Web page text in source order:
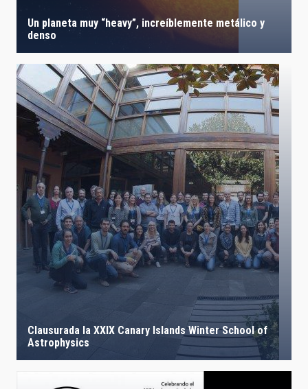
Un planeta muy “heavy”, increíblemente metálico y
denso
Clausurada la XXIX Canary Islands Winter School of
Astrophysics